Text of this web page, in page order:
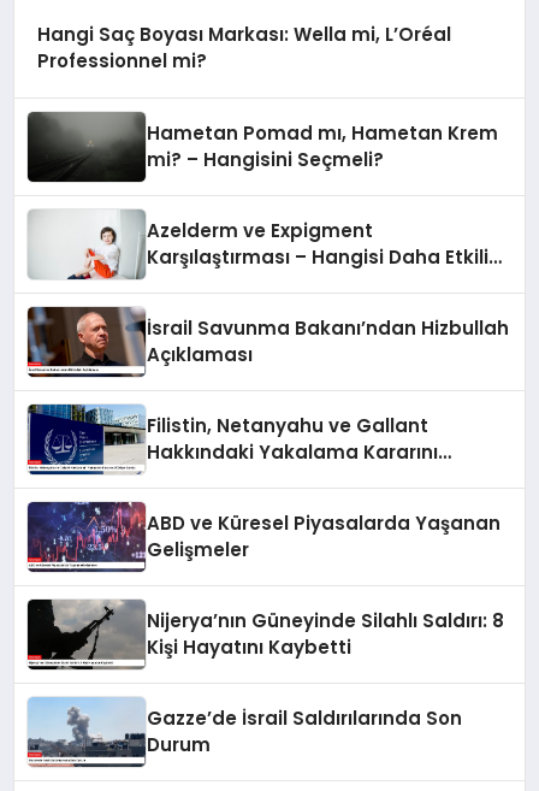
Hangi Saç Boyası Markası: Wella mi, L’Oréal
Professionnel mi?
Hametan Pomad mı, Hametan Krem
mi? – Hangisini Seçmeli?
Azelderm ve Expigment
Karşılaştırması – Hangisi Daha Etkili
İsrail Savunma Bakanı’ndan Hizbullah
Açıklaması
Filistin, Netanyahu ve Gallant
Hakkındaki Yakalama Kararını
ABD ve Küresel Piyasalarda Yaşanan
Gelişmeler
Nijerya’nın Güneyinde Silahlı Saldırı: 8
Kişi Hayatını Kaybetti
Gazze’de İsrail Saldırılarında Son
Durum